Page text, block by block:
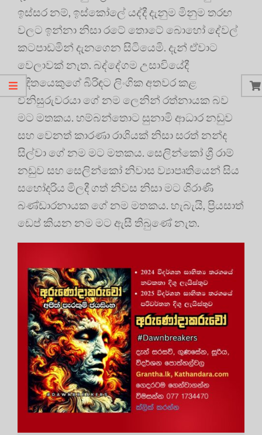
ඉස්සර නම්, ඉස්කෝලේ යද්දී දැනුම මිනුම තරඟ
වලට ඉන්නා නිසා රටේ තොටේ බොහෝ දේවල්
කටපාඩමින් දැනගෙන සිටියෙමි. දැන් ඒවාට
වෙලාවක් නැත. බද්දේගම උසාවියේදී
චුදිතයෙකුගේ බිරිඳට ලිංගික අතවර කළ
විනිසුරුවරයා ගේ නම ලෙනින් රත්නායක බව
මට මතකය. හම්බන්තොට සුනාමි ආධාර නඩුව
සහ වෙනත් කාරණා රාශියක් නිසා සරත් නන්ද
සිල්වා ගේ නම මට මතකය. සෙලින්කෝ ශ්‍රී රාම්
නඩුව සහ සෙලින්කෝ නිවාස ව්‍යාපෘතියෙන් සිය
සහෝදරිය මිලදී ගත් නිවස නිසා මට ශිරාණි
බණ්ඩාරනායක ගේ නම මතකය. හැබැයි, ප්‍රියසාත්
ඩෙප් කියන නම මට ඇසී තිබුණේ නැත.